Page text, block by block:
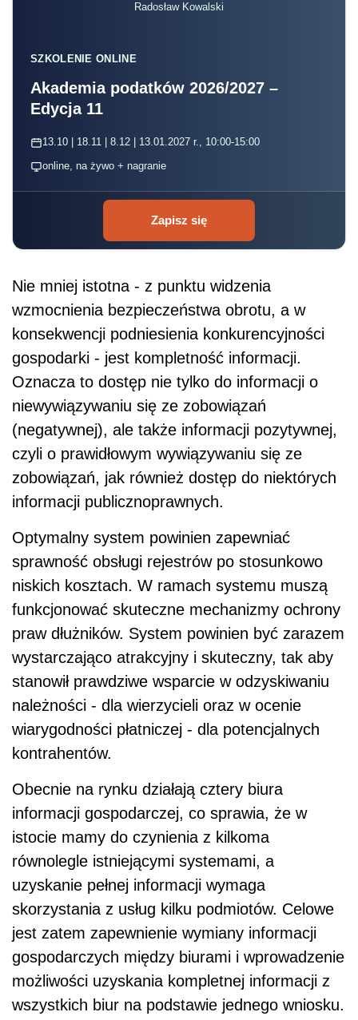
Radosław Kowalski
SZKOLENIE ONLINE
Akademia podatków 2026/2027 –
Edycja 11
13.10 | 18.11 | 8.12 | 13.01.2027 r., 10:00-15:00
online, na żywo + nagranie
Zapisz się
Nie mniej istotna - z punktu widzenia
wzmocnienia bezpieczeństwa obrotu, a w
konsekwencji podniesienia konkurencyjności
gospodarki - jest kompletność informacji.
Oznacza to dostęp nie tylko do informacji o
niewywiązywaniu się ze zobowiązań
(negatywnej), ale także informacji pozytywnej,
czyli o prawidłowym wywiązywaniu się ze
zobowiązań, jak również dostęp do niektórych
informacji publicznoprawnych.
Optymalny system powinien zapewniać
sprawność obsługi rejestrów po stosunkowo
niskich kosztach. W ramach systemu muszą
funkcjonować skuteczne mechanizmy ochrony
praw dłużników. System powinien być zarazem
wystarczająco atrakcyjny i skuteczny, tak aby
stanowił prawdziwe wsparcie w odzyskiwaniu
należności - dla wierzycieli oraz w ocenie
wiarygodności płatniczej - dla potencjalnych
kontrahentów.
Obecnie na rynku działają cztery biura
informacji gospodarczej, co sprawia, że w
istocie mamy do czynienia z kilkoma
równolegle istniejącymi systemami, a
uzyskanie pełnej informacji wymaga
skorzystania z usług kilku podmiotów. Celowe
jest zatem zapewnienie wymiany informacji
gospodarczych między biurami i wprowadzenie
możliwości uzyskania kompletnej informacji z
wszystkich biur na podstawie jednego wniosku.